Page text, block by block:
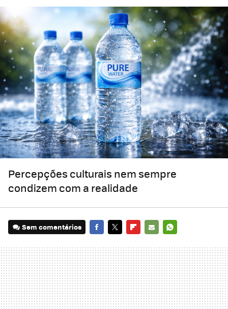
Percepções culturais nem sempre
condizem com a realidade
Sem comentários
MAIL